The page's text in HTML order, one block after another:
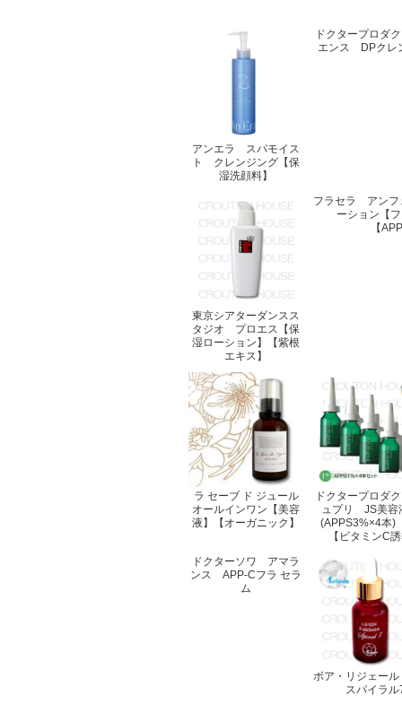
アンエラ スパモイス
ト クレンジング【保
湿洗顔料】
ドクタープロダ
エンス DPクレ
東京シアターダンスス
タジオ プロエス【保
湿ローション】【紫根
エキス】
フラセラ アンフ
ーション【
【
ラ セーブ ド ジュール
オールインワン【美容
液】【オーガニック】
ドクタープロダ
ュプリ JS美
(APPS3%×4本)
【ビタミンC
ドクターソワ アマラ
ンス APP-Cフラ セラ
ム
ボア・リジェー
スパイラ